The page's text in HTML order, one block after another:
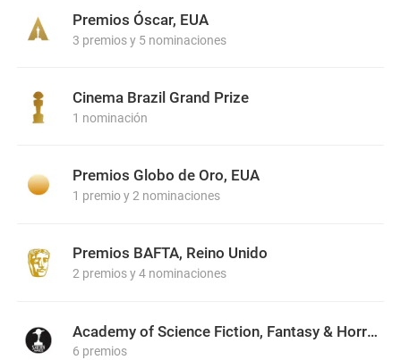
Premios Óscar, EUA
3 premios y 5 nominaciones
Cinema Brazil Grand Prize
1 nominación
Premios Globo de Oro, EUA
1 premio y 2 nominaciones
Premios BAFTA, Reino Unido
2 premios y 4 nominaciones
Academy of Science Fiction, Fantasy & Horror Films, USA
6 premios